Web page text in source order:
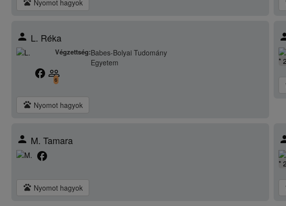
pets Nyomot hagyok
person L. Réka
Végzettség:Babes-Bolyai Tudomány
Egyetem
facebook people_outline
6
pets Nyomot hagyok
*
person M. Tamara
facebook
pets Nyomot hagyok
*